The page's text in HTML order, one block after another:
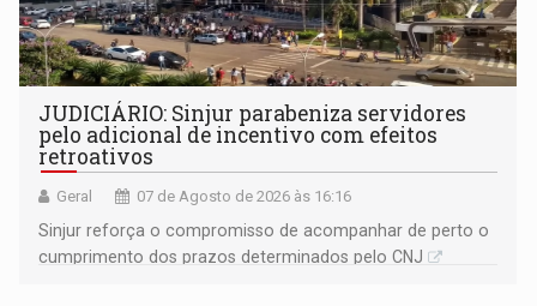
JUDICIÁRIO: Sinjur parabeniza servidores
pelo adicional de incentivo com efeitos
retroativos
Geral 07 de Agosto de 2026 às 16:16
Sinjur reforça o compromisso de acompanhar de perto o
cumprimento dos prazos determinados pelo CNJ